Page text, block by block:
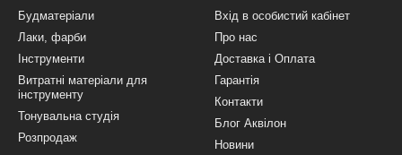
використання (від -50 ⁰C до +75 ⁰C);
шкідливих мікроорганізмів
відгуки майстрів та будівельників. Наприклад, популярність
Будматеріали
Лаки, фарби
Інструменти
Витратні матеріали для
інструменту
Тонувальна студія
Розпродаж
Вхід в особистий кабінет
Про нас
Доставка і Оплата
Гарантія
Контакти
Блог Аквілон
Новини